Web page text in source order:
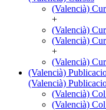
(Valencià)
+
(Valencià)
(Valencià)
+
(Valencià)
(Valencià)
(Valencià)
(Valencià)
(Valencià)